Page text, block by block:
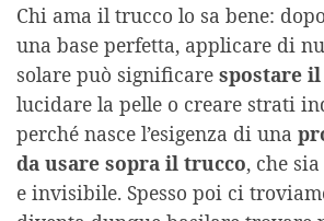
Chi ama il trucco lo sa bene:
una base perfetta, applicare di
solare può significare spostare
lucidare la pelle o creare strati
perché nasce l’esigenza di una
da usare sopra il trucco, che
e invisibile. Spesso poi ci